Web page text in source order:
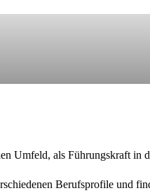
Umfeld, als Führungskraft
Berufsprofile und